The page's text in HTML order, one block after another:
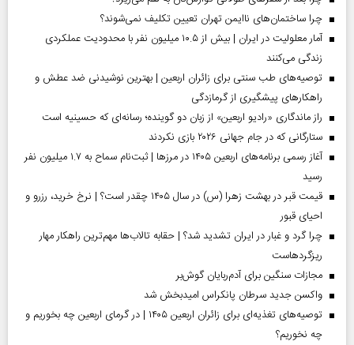
چرا ساختمان‌های ناایمن تهران تعیین تکلیف نمی‌شوند؟
آمار معلولیت در ایران | بیش از ۱۰.۵ میلیون نفر با محدودیت عملکردی
زندگی می‌کنند
توصیه‌های طب سنتی برای زائران اربعین | بهترین نوشیدنی ضد عطش و
راهکارهای پیشگیری از گرمازدگی
راز ماندگاری «رادیو اربعین» از زبان دو گوینده؛ رسانه‌ای که حسینیه است
ستارگانی که در جام جهانی ۲۰۲۶ بازی نکردند
آغاز رسمی برنامه‌های اربعین ۱۴۰۵ در مرز‌ها | ثبت‌نام سماح به ۱.۷ میلیون نفر
رسید
قیمت قبر در بهشت زهرا (س) در سال ۱۴۰۵ چقدر است؟ | نرخ خرید، رزرو و
احیای قبور
چرا گرد و غبار در ایران تشدید شد؟ | حقابه تالاب‌ها مهم‌ترین راهکار مهار
ریزگردهاست
مجازات سنگین برای آدم‌ربایان گوش‌بر
واکسن جدید سرطان پانکراس امیدبخش شد
توصیه‌های تغذیه‌ای برای زائران اربعین ۱۴۰۵ | در گرمای اربعین چه بخوریم و
چه نخوریم؟